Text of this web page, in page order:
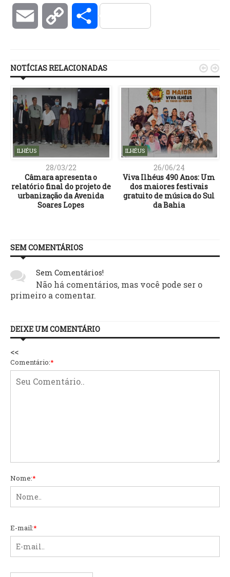
Email Copy Compartilhar
NOTÍCIAS RELACIONADAS
ILHÉUS
28/03/22
Câmara apresenta o
relatório final do projeto de
urbanização da Avenida
Soares Lopes
ILHÉUS
26/06/24
Viva Ilhéus 490 Anos: Um
dos maiores festivais
gratuito de música do Sul
da Bahia
 
SEM COMENTÁRIOS
Sem Comentários!
Não há comentários, mas você pode ser o
primeiro a comentar.
DEIXE UM COMENTÁRIO
<<
Comentário:*
Nome:*
E-mail:*